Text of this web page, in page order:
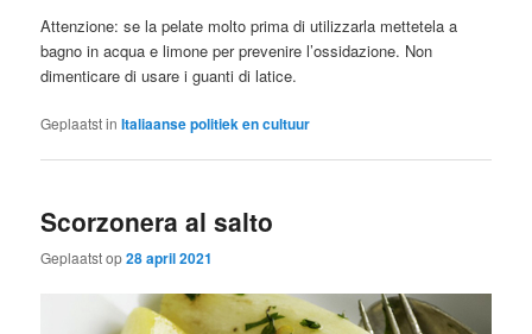
Attenzione: se la pelate molto prima di utilizzarla mettetela a
bagno in acqua e limone per prevenire l’ossidazione. Non
dimenticare di usare i guanti di latice.
Geplaatst in Italiaanse politiek en cultuur
Scorzonera al salto
Geplaatst op28 april 2021